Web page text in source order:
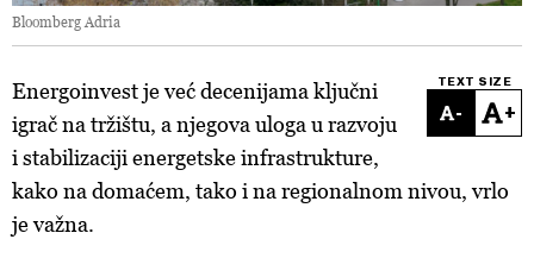
Bloomberg Adria
TEXT SIZE
- +
Energoinvest je već decenijama ključni
igrač na tržištu, a njegova uloga u razvoju
i stabilizaciji energetske infrastrukture,
kako na domaćem, tako i na regionalnom nivou, vrlo
je važna.